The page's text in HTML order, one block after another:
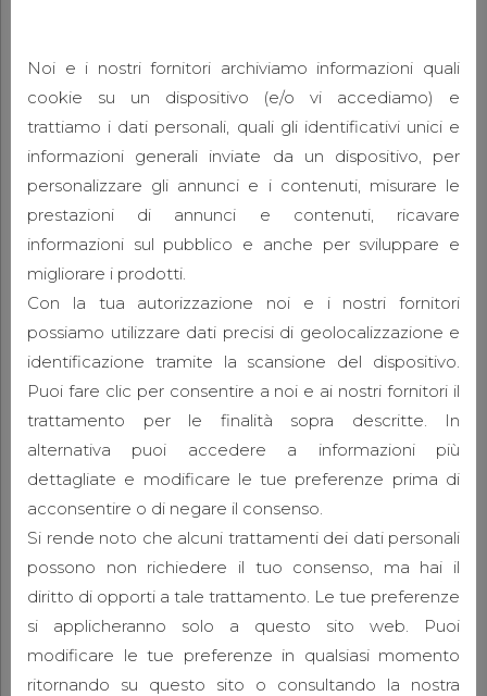
Noi e i nostri fornitori archiviamo informazioni quali
cookie su un dispositivo (e/o vi accediamo) e
trattiamo i dati personali, quali gli identificativi unici e
informazioni generali inviate da un dispositivo, per
personalizzare gli annunci e i contenuti, misurare le
prestazioni di annunci e contenuti, ricavare
informazioni sul pubblico e anche per sviluppare e
migliorare i prodotti.
Con la tua autorizzazione noi e i nostri fornitori
possiamo utilizzare dati precisi di geolocalizzazione e
identificazione tramite la scansione del dispositivo.
Puoi fare clic per consentire a noi e ai nostri fornitori il
trattamento per le finalità sopra descritte. In
alternativa puoi accedere a informazioni più
dettagliate e modificare le tue preferenze prima di
acconsentire o di negare il consenso.
Si rende noto che alcuni trattamenti dei dati personali
possono non richiedere il tuo consenso, ma hai il
diritto di opporti a tale trattamento. Le tue preferenze
si applicheranno solo a questo sito web. Puoi
modificare le tue preferenze in qualsiasi momento
ritornando su questo sito o consultando la nostra